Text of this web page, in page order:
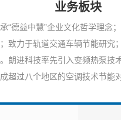
业务板块
“德益中慧”企业文化哲学理念
致力于轨道交通车辆节能研究
朗进科技率先引入变频热泵技
成超过八个地区的空调技术节能